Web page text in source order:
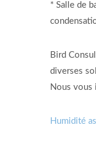
* Salle de
Bird
diverses
Nous vous
Humidité